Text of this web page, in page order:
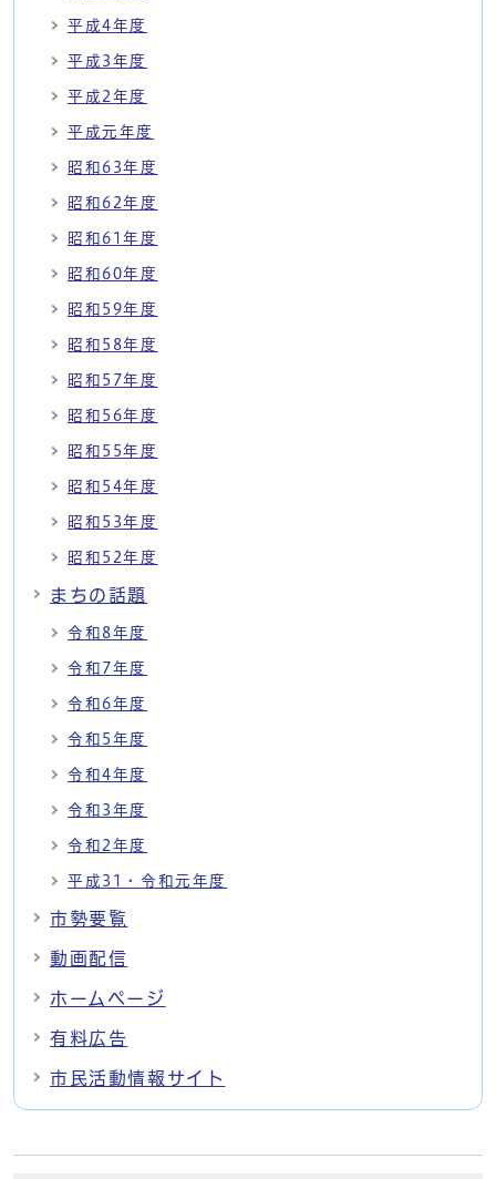
平成4年度
平成3年度
平成2年度
平成元年度
昭和63年度
昭和62年度
昭和61年度
昭和60年度
昭和59年度
昭和58年度
昭和57年度
昭和56年度
昭和55年度
昭和54年度
昭和53年度
昭和52年度
まちの話題
令和8年度
令和7年度
令和6年度
令和5年度
令和4年度
令和3年度
令和2年度
平成31・令和元年度
市勢要覧
動画配信
ホームページ
有料広告
市民活動情報サイト